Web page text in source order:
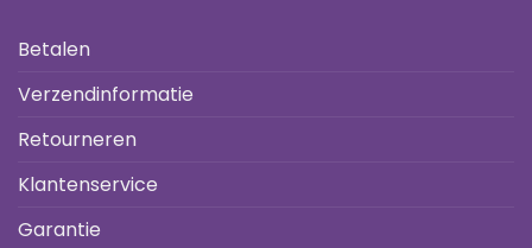
Betalen
Verzendinformatie
Retourneren
Klantenservice
Garantie